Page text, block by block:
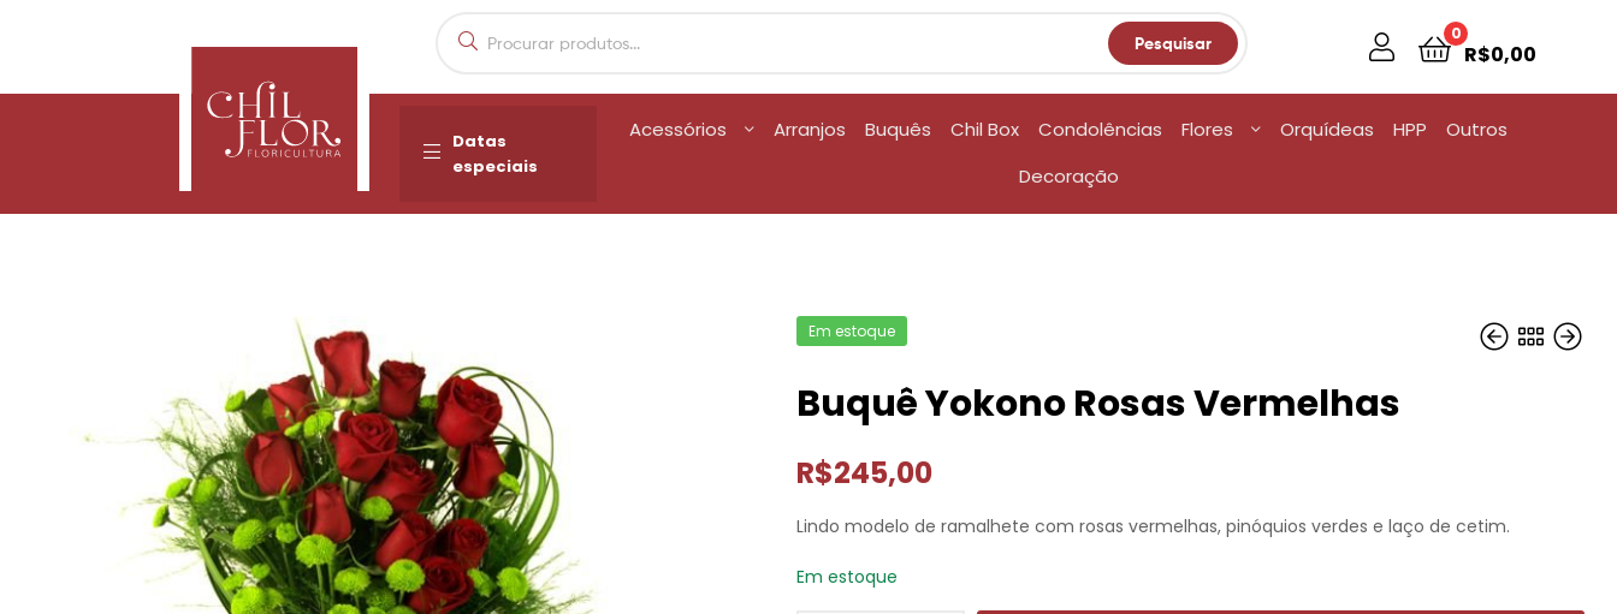
Pesquisar 0
R$0,00
Datas
especiais
Acessórios Arranjos Buquês Chil Box Condolências Flores Orquídeas HPP
Outros
Decoração
Em estoque
Buquê Yokono Rosas Vermelhas
R$245,00
Lindo modelo de ramalhete com rosas vermelhas, pinóquios verdes e laço de cetim.
Em estoque